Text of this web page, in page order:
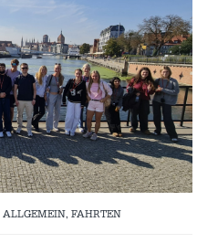
ALLGEMEIN, FAHRTEN